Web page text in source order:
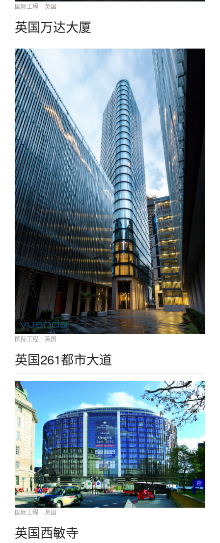
国际工程 英国
英国万达大厦
国际工程 英国
英国261都市大道
国际工程 英国
英国西敏寺